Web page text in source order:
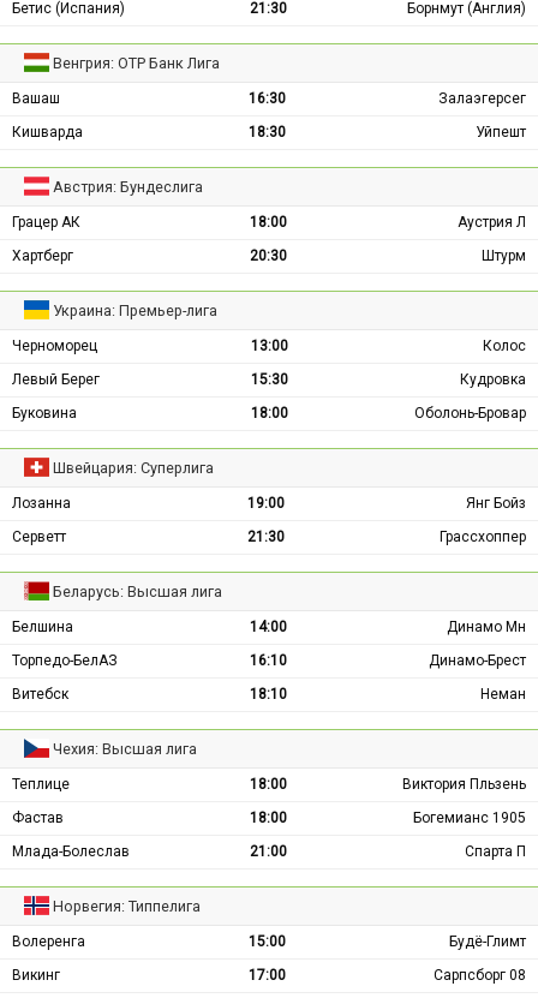
Бетис (Испания) 21:30 Борнмут (Англия)
Венгрия: ОТР Банк Лига
Вашаш 16:30
Залаэгерсег
Кишварда
18:30 Уйпешт
Австрия: Бундеслига
Грацер АК 18:00
Аустрия Л
Хартберг
20:30 Штурм
Украина: Премьер-лига
Черноморец 13:00
Колос
Левый Берег
15:30
Кудровка
Буковина
18:00 Оболонь-Бровар
Швейцария: Суперлига
Лозанна 19:00
Янг Бойз
Серветт
21:30 Грассхоппер
Беларусь: Высшая лига
Белшина 14:00
Динамо Мн
Торпедо-БелАЗ
16:10
Динамо-Брест
Витебск
18:10 Неман
Чехия: Высшая лига
Теплице 18:00
Виктория Пльзень
Фастав
18:00
Богемианс 1905
Млада-Болеслав
21:00 Спарта П
Норвегия: Типпелига
Волеренга 15:00
Будё-Глимт
Викинг
17:00
Сарпсборг 08